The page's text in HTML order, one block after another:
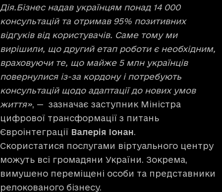
Дія.Бізнес надав українцям понад 14 000
консультацій та отримав 95% позитивних
відгуків від користувачів. Саме тому ми
вирішили, що другий етап роботи є необхідним,
враховуючи те, що майже 5 млн українців
повернулися із-за кордону і потребують
консультацій щодо адаптації до нових умов
життя», — зазначає заступник Міністра
цифрової трансформації з питань
Євроінтеграції Валерія Іонан.
Скористатися послугами віртуального центру
можуть всі громадяни України. Зокрема,
вимушено переміщені особи та представники
релокованого бізнесу.